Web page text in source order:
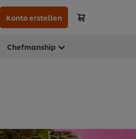
Konto erstellen
Chefmanship